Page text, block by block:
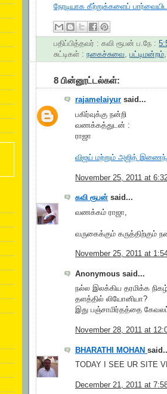
நேரடியாக கீற்றுக்களைப்
பதிப்பித்தவர் : கவி ரூபன் ப.நே :
சுட்டிகள் : நகைச்சுவை, பட்டிமன்றம்,
8 பின்னூட்டல்கள்:
rajamelaiyur said...
பகிர்வுக்கு நன்றி
வணக்கத்துடன் :
ராஜா
விஜய் மற்றும் அஜித்
November 25, 2011 at
கவி ரூபன் said...
வணக்கம் ராஜா,
வருகைக்கும் கருத்திற்கும்
November 25, 2011 at
Anonymous said...
நல்ல இலக்கிய தரமிக்க
தளத்தில் லியோனியா?
இது பஞ்சாமிர்தத்தை
November 28, 2011 at
BHARATHI MOHAN
TODAY I SEE UR SITE
December 21, 2011 at